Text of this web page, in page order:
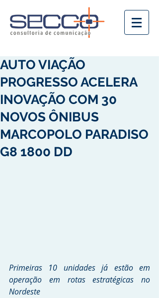
AUTO VIAÇÃO
PROGRESSO ACELERA
INOVAÇÃO COM 30
NOVOS ÔNIBUS
MARCOPOLO PARADISO
G8 1800 DD
Primeiras 10 unidades já estão em
operação em rotas estratégicas no
Nordeste